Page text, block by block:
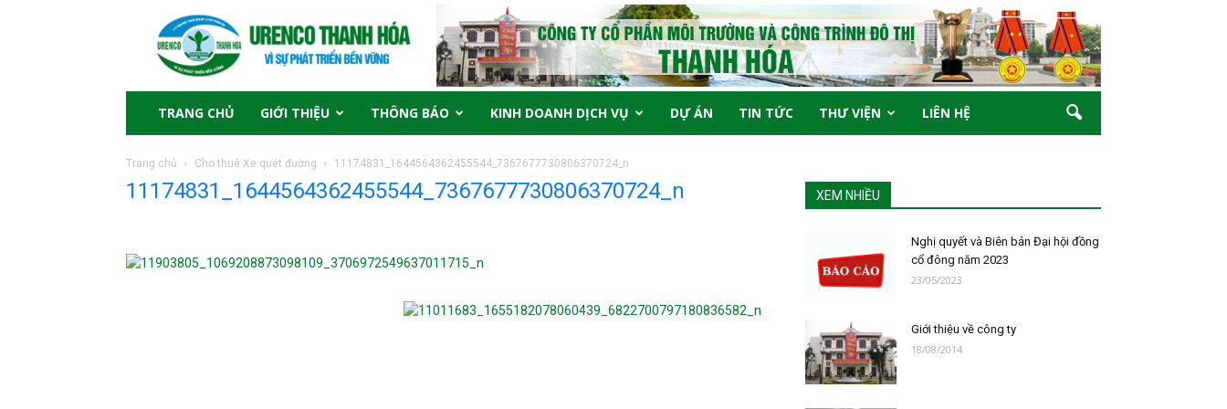
TRANG CHỦ GIỚI THIỆU THÔNG BÁO KINH DOANH DỊCH VỤ DỰ ÁN TIN TỨC THƯ VIỆN LIÊN HỆ
Trang chủ Cho thuê Xe quét đường 11174831_1644564362455544_7367677730806370724_n
11174831_1644564362455544_7367677730806370724_n XEM NHIỀU
Nghị quyết và Biên bản Đại hội đồng
cổ đông năm 2023
23/05/2023
Giới thiệu về công ty
18/08/2014